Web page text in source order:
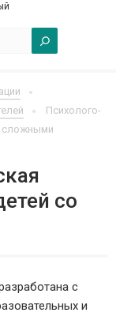
Психолого-
сложными
со
с
и